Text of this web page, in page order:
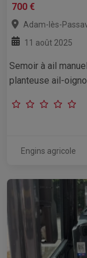
700 €
Adam-lès-
11 août 2025
Semoir à ail
planteuse ail-
Engins agricole